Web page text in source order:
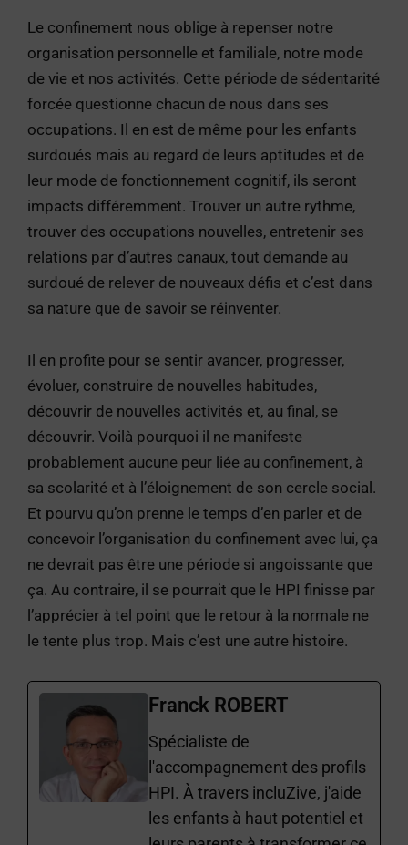
Le confinement nous oblige à repenser notre
organisation personnelle et familiale, notre mode
de vie et nos activités. Cette période de sédentarité
forcée questionne chacun de nous dans ses
occupations. Il en est de même pour les enfants
surdoués mais au regard de leurs aptitudes et de
leur mode de fonctionnement cognitif, ils seront
impacts différemment. Trouver un autre rythme,
trouver des occupations nouvelles, entretenir ses
relations par d’autres canaux, tout demande au
surdoué de relever de nouveaux défis et c’est dans
sa nature que de savoir se réinventer.
Il en profite pour se sentir avancer, progresser,
évoluer, construire de nouvelles habitudes,
découvrir de nouvelles activités et, au final, se
découvrir. Voilà pourquoi il ne manifeste
probablement aucune peur liée au confinement, à
sa scolarité et à l’éloignement de son cercle social.
Et pourvu qu’on prenne le temps d’en parler et de
concevoir l’organisation du confinement avec lui, ça
ne devrait pas être une période si angoissante que
ça. Au contraire, il se pourrait que le HPI finisse par
l’apprécier à tel point que le retour à la normale ne
le tente plus trop. Mais c’est une autre histoire.
Franck ROBERT
Spécialiste de
l'accompagnement des profils
HPI. À travers incluZive, j'aide
les enfants à haut potentiel et